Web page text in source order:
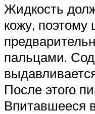
Жидкость
кожу, поэтому
пальцами.
После этого
Впитавшееся